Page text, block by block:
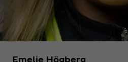
Emelie Högberg